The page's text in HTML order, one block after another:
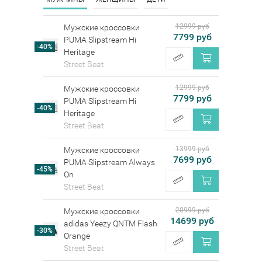
-40%
Мужские кроссовки
PUMA Slipstream Hi
Heritage
Street Beat
12999 руб
7799 руб
-40%
Мужские кроссовки
PUMA Slipstream Hi
Heritage
Street Beat
12999 руб
7799 руб
-45%
Мужские кроссовки
PUMA Slipstream Always
On
Street Beat
13999 руб
7699 руб
-30%
Мужские кроссовки
adidas Yeezy QNTM Flash
Orange
Street Beat
20999 руб
14699 руб